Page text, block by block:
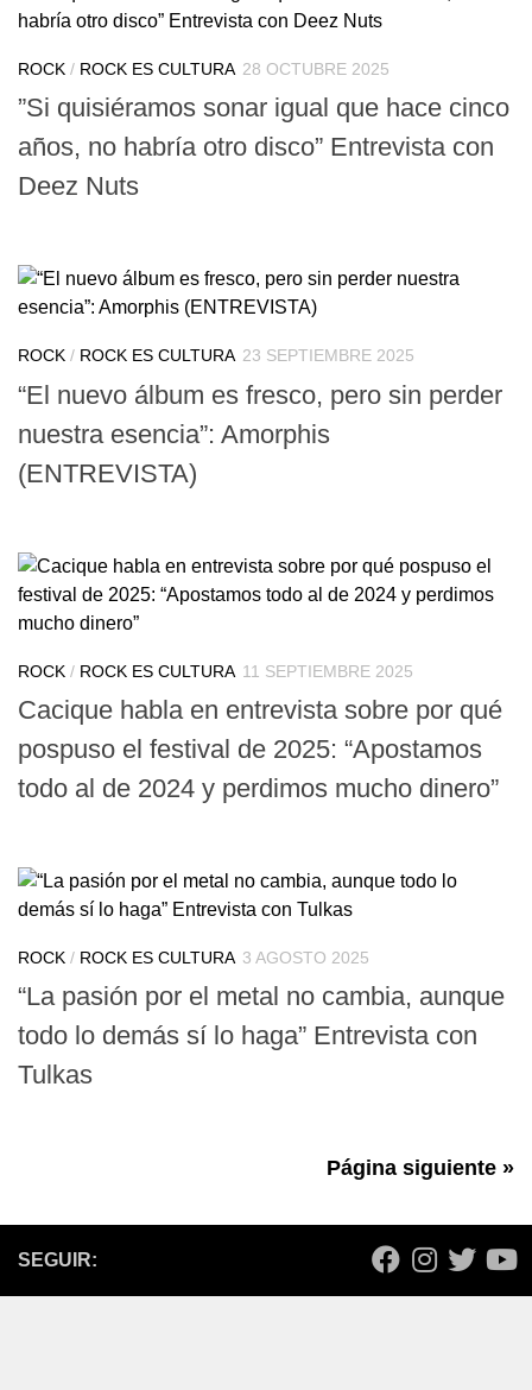
ROCK / ROCK ES CULTURA 28 OCTUBRE 2025
”Si quisiéramos sonar igual que hace cinco
años, no habría otro disco” Entrevista con
Deez Nuts
ROCK / ROCK ES CULTURA 23 SEPTIEMBRE 2025
“El nuevo álbum es fresco, pero sin perder
nuestra esencia”: Amorphis
(ENTREVISTA)
ROCK / ROCK ES CULTURA 11 SEPTIEMBRE 2025
Cacique habla en entrevista sobre por qué
pospuso el festival de 2025: “Apostamos
todo al de 2024 y perdimos mucho dinero”
ROCK / ROCK ES CULTURA 3 AGOSTO 2025
“La pasión por el metal no cambia, aunque
todo lo demás sí lo haga” Entrevista con
Tulkas
Página siguiente »
SEGUIR: